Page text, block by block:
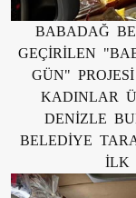
BABADAĞ
GEÇİRİLEN
GÜN"
KADINLAR
DENİZLE
BELEDİYE
İLK